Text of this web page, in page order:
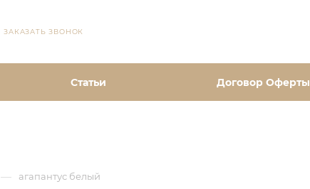
ЗАКАЗАТЬ ЗВОНОК
Статьи Договор Оферты
— агапантус белый